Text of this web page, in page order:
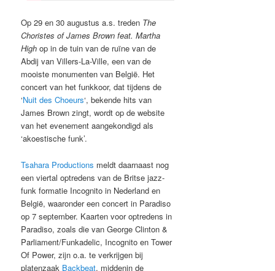
Op 29 en 30 augustus a.s. treden The
Choristes of James Brown feat. Martha
High op in de tuin van de ruïne van de
Abdij van Villers-La-Ville, een van de
mooiste monumenten van België. Het
concert van het funkkoor, dat tijdens de
‘Nuit des Choeurs‘, bekende hits van
James Brown zingt, wordt op de website
van het evenement aangekondigd als
‘akoestische funk’.
Tsahara Productions meldt daarnaast nog
een viertal optredens van de Britse jazz-
funk formatie Incognito in Nederland en
België, waaronder een concert in Paradiso
op 7 september. Kaarten voor optredens in
Paradiso, zoals die van George Clinton &
Parliament/Funkadelic, Incognito en Tower
Of Power, zijn o.a. te verkrijgen bij
platenzaak Backbeat, middenin de